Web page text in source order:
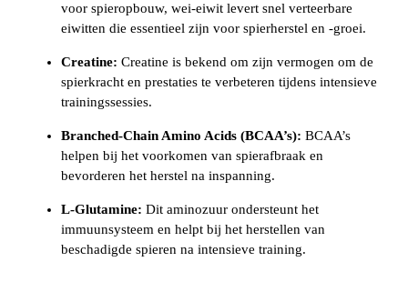
voor spieropbouw, wei-eiwit levert snel verteerbare
eiwitten die essentieel zijn voor spierherstel en -groei.
Creatine: Creatine is bekend om zijn vermogen om de
spierkracht en prestaties te verbeteren tijdens intensieve
trainingssessies.
Branched-Chain Amino Acids (BCAA’s): BCAA’s
helpen bij het voorkomen van spierafbraak en
bevorderen het herstel na inspanning.
L-Glutamine: Dit aminozuur ondersteunt het
immuunsysteem en helpt bij het herstellen van
beschadigde spieren na intensieve training.